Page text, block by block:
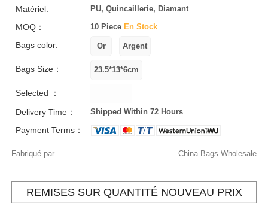
Matériel: PU, Quincaillerie, Diamant
MOQ： 10 Piece En Stock
Bags color:
Bags Size：
Selected ：
Delivery Time：
Shipped Within 72 Hours
Payment Terms：
Fabriqué par China Bags Wholesale
REMISES SUR QUANTITÉ NOUVEAU PRIX